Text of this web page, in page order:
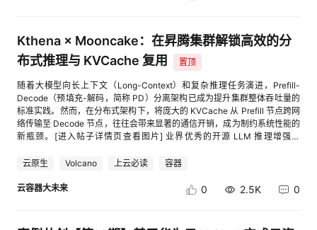
式： ./obsfs obs桶名 本地挂载目录 -o url=区域终端节点地址 -o
passwd_file=密钥文件路径 -o bucket_type=object -o multipart_size=128
-o 其他挂载参数 假设你有一个名为 my-obs-bucket 的 OBS 对象桶，想挂
载到本地 /mnt/obs 目录。执行以下命令即可： ./obsfs my-obs-bucket
/mnt/obs -o url=obs.cn-south-1.myhuaweicloud.com -o
passwd_file=/etc/passwd-obsfs -o bucket_type=object 注意这里的关键
变化：-o bucket_type=object 参数，用于显式声明挂载的是对象桶。这是
使用新能力时必须指定的参数，用以区分以往的并行文件系统挂载。 挂载成
功后，执行 df -h 就能看到你的对象桶已作为一个文件系统挂载在本地。之
接口读写数据，都会直接映射到 OBS 桶中。 | 核心设计解析：对象桶挂载
使用它，避免踩坑。 1. 回写模式与数据持久性 对象桶挂载采用回写模式。
均可参加；活动有效邀请成功后，邀请人可获得相应奖励。 2、邀请人需满
足以下全部条件，完成有效邀请任务后才可以获得对应激励： （1） 登录活
动页面且“活动报名”成功，点击页面“分享有礼”生成专属邀请链接或二维
码，成为邀请人；分享邀请二维码/链接给好友，被邀请好友通过专属链接完
成报名。 （2）一键开通华为云码道，下载安装并体验华为云码道产品（需
Tokens消耗＞0）或完成华为云码道微认证任意一个任务（认证对应课程学
习进度100%或通过华为云码道微认证并获取证书） 3、被邀请人需在活动
期间内满足以下全部条件，才被记录为1个【有效邀请】： （1）通过好友专
属链接报名成功后，点击活动页面上一键开通华为云码道（被邀请人必须是
效邀请，每个华为云账号仅可被有效邀请一次。 （2）被邀请人需要首次开
成华为云码道微认证任意一个任务（认证对应课程学习进度100%或通过华
被邀请人及邀请人同时还可在开发者成长中心领取更多积分兑换更多激励。
Kthena × Mooncake：在昇腾集群解锁高效的分
布式推理与 KVCache 复用
置顶
随着大模型向长上下文（Long-Context）和复杂推理任务演进，Prefill-
Decode（预填充-解码，简称 PD）分离架构已成为提升集群整体吞吐量的
标准实践。然而，在分布式架构下，将庞大的 KVCache 从 Prefill 节点跨网
络传输至 Decode 节点，往往会带来显著的通信开销，成为制约系统性能的
新瓶颈。[进入帖子详情页查看图片] 业界优秀的开源 LLM 推理增强系
效解决了这一难题。作为一款云原生环境下的分布式推理负载编排引擎，
部署，并深度针对华为昇腾（Ascend）NPU 集群进行了硬件级优化。 ▍解
Mooncake 后，系统具备了以下关键能力： 全局 KVCache 池化：将集群
云原生 Volcano 上云必读 容器
云容器大未来 0 2.5K 0